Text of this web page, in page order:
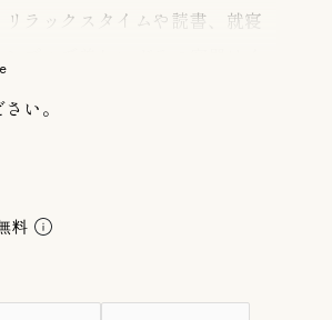
ラックスタイムや読書、就寝
プルで美しいガラス容器はイ
の成分濃度を最大12％まで高
旅をしているかのような感覚
い。
料